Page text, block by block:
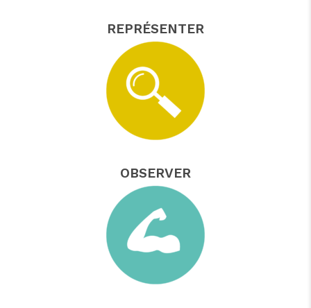
REPRÉSENTER
OBSERVER